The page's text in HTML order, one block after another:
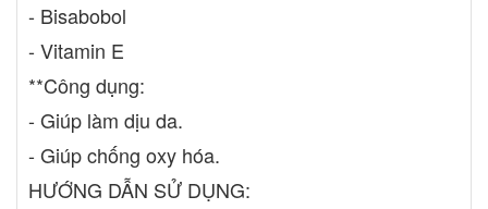
- Bisabobol
- Vitamin E
**Công dụng:
- Giúp làm dịu da.
- Giúp chống oxy hóa.
HƯỚNG DẪN SỬ DỤNG: